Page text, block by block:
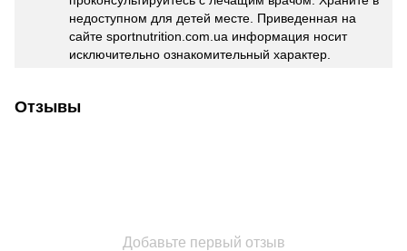
недоступном для детей месте. Приведенная на
сайте sportnutrition.com.ua информация носит
исключительно ознакомительный характер.
Отзывы
Добавьте первый отзыв